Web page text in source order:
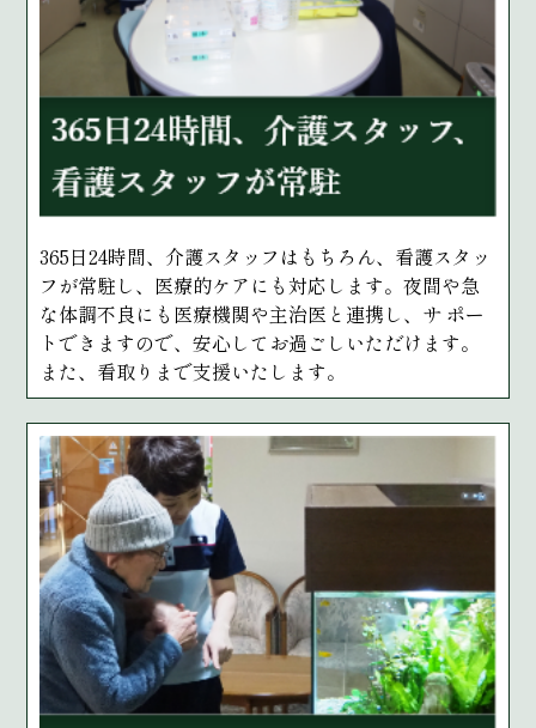
365日24時間、介護スタッフはもちろん、看護スタッ
フが常駐し、医療的ケアにも対応します。夜間や急
な体調不良にも医療機関や主治医と連携し、サ ポー
トできますので、安心してお過ごしいただけます。
また、看取りまで支援いたします。